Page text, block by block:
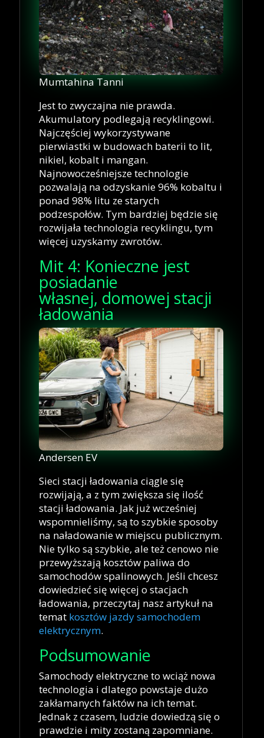
Mumtahina Tanni
Jest to zwyczajna nie prawda.
Akumulatory podlegają recyklingowi.
Najczęściej wykorzystywane
pierwiastki w budowach baterii to lit,
nikiel, kobalt i mangan.
Najnowocześniejsze technologie
pozwalają na odzyskanie 96% kobaltu i
ponad 98% litu ze starych
podzespołów. Tym bardziej będzie się
rozwijała technologia recyklingu, tym
więcej uzyskamy zwrotów.
Mit 4: Konieczne jest
posiadanie
własnej, domowej stacji
ładowania
Andersen EV
Sieci stacji ładowania ciągle się
rozwijają, a z tym zwiększa się ilość
stacji ładowania. Jak już wcześniej
wspomnieliśmy, są to szybkie sposoby
na naładowanie w miejscu publicznym.
Nie tylko są szybkie, ale też cenowo nie
przewyższają kosztów paliwa do
samochodów spalinowych. Jeśli chcesz
dowiedzieć się więcej o stacjach
ładowania, przeczytaj nasz artykuł na
temat kosztów jazdy samochodem
elektrycznym.
Podsumowanie
Samochody elektryczne to wciąż nowa
technologia i dlatego powstaje dużo
zakłamanych faktów na ich temat.
Jednak z czasem, ludzie dowiedzą się o
prawdzie i mity zostaną zapomniane.